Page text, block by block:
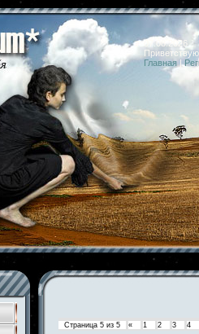
07.08.2026
Главная |
Страница 5 из 5 « 1 2 3
4